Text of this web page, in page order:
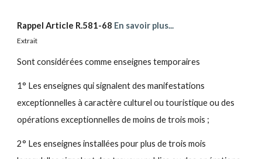
RappelArticle R.581-68 En savoir plus...
Extrait
Sont considérées comme enseignes temporaires
1° Les enseignes qui signalent des manifestations
exceptionnelles à caractère culturel ou touristique ou des
opérations exceptionnelles de moins de trois mois ;
2° Les enseignes installées pour plus de trois mois